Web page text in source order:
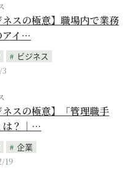
ネスの極意】職場内で業務
アイ…
ビジネス
ネスの極意】「管理職手
は？｜…
企業
19